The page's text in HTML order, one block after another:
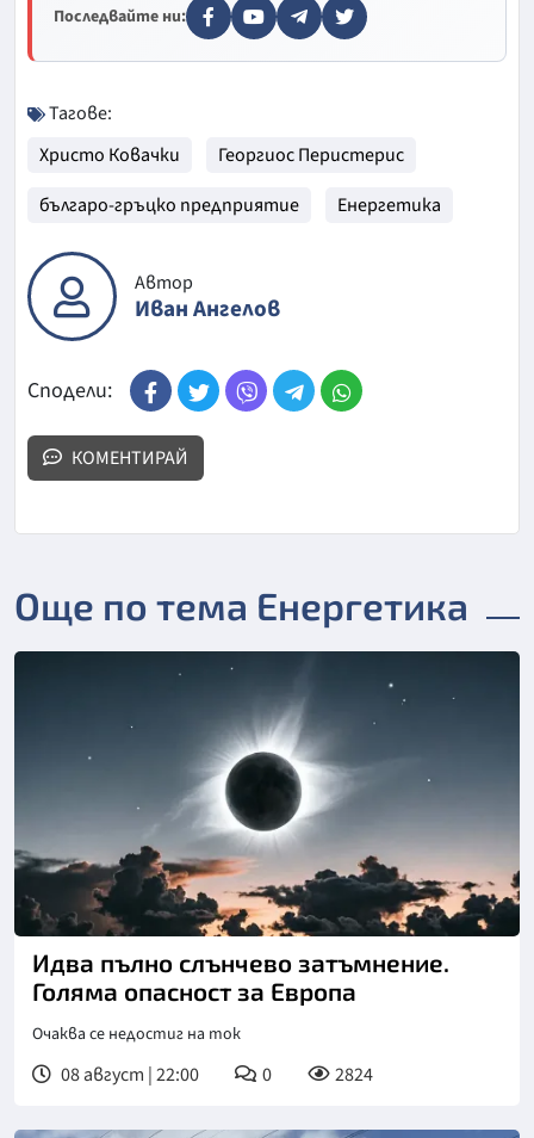
Последвайте ни:
Тагове:
Христо Ковачки
Георгиос Перистерис
българо-гръцко предприятие
Енергетика
Автор
Иван Ангелов
Сподели:
КОМЕНТИРАЙ
Още по тема Енергетика
Идва пълно слънчево затъмнение.
Голяма опасност за Европа
Очаква се недостиг на ток
08 август | 22:00 0 2824